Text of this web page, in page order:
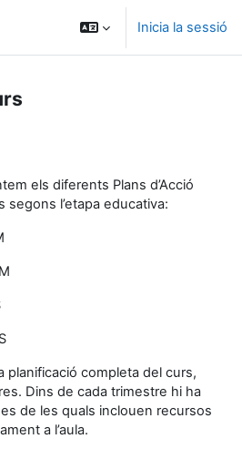
Inicia la sessió
els diferents Plans d’Acció
segons l’etapa educativa:
planificació completa del curs,
Dins de cada trimestre hi ha
de les quals inclouen recursos
a l’aula.